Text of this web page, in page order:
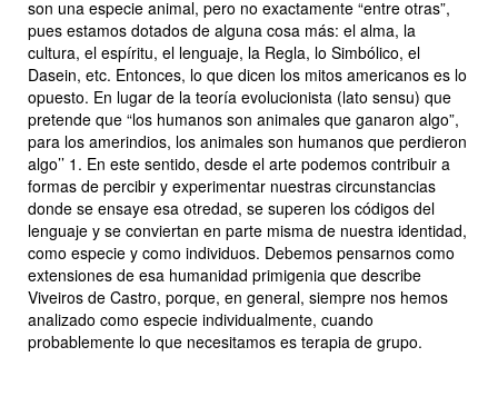
son una especie animal, pero no exactamente “entre otras”,
pues estamos dotados de alguna cosa más: el alma, la
cultura, el espíritu, el lenguaje, la Regla, lo Simbólico, el
Dasein, etc. Entonces, lo que dicen los mitos americanos es lo
opuesto. En lugar de la teoría evolucionista (lato sensu) que
pretende que “los humanos son animales que ganaron algo”,
para los amerindios, los animales son humanos que perdieron
algo’’ 1 . En este sentido, desde el arte podemos contribuir a
formas de percibir y experimentar nuestras circunstancias
donde se ensaye esa otredad, se superen los códigos del
lenguaje y se conviertan en parte misma de nuestra identidad,
como especie y como individuos. Debemos pensarnos como
extensiones de esa humanidad primigenia que describe
Viveiros de Castro, porque, en general, siempre nos hemos
analizado como especie individualmente, cuando
probablemente lo que necesitamos es terapia de grupo.